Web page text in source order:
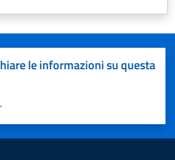
le informazioni su questa
5 stelle su 5
stelle su 5
su 5
su 5